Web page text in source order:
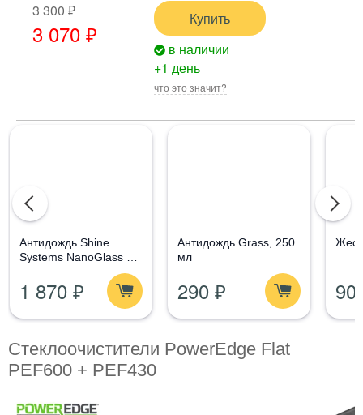
3 300 ₽
3 070 ₽
Купить
в наличии
+1 день
что это значит?
Aнтидождь Shine
Systems NanoGlass Kit
- Набор по уходу за
стеклом
1 870 ₽
Антидождь Grass, 250
мл
290 ₽ 90
Стеклоочистители PowerEdge Flat
PEF600 + PEF430